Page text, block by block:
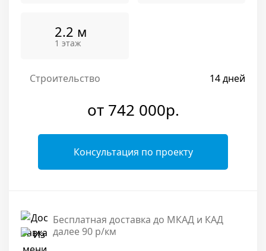
2.2 м
1 этаж
Строительство 14 дней
от 742 000р.
Консультация по проекту
Бесплатная доставка до МКАД и КАД
далее 90 р/км